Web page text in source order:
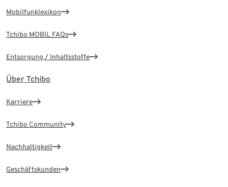
Mobilfunklexikon
Tchibo MOBIL FAQs
Entsorgung / Inhaltsstoffe
Über Tchibo
Karriere
Tchibo Community
Nachhaltigkeit
Geschäftskunden